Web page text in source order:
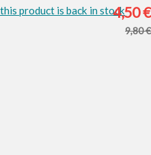
4,50 €
9,80 €
product is back in stock